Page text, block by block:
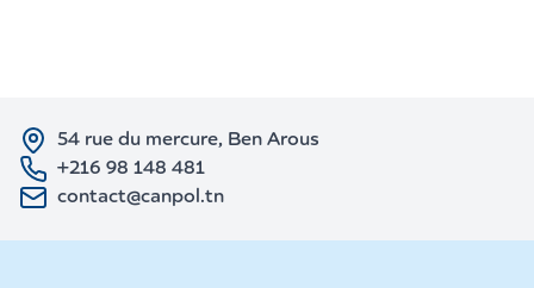
54 rue du mercure, Ben Arous
+216 98 148 481
contact@canpol.tn